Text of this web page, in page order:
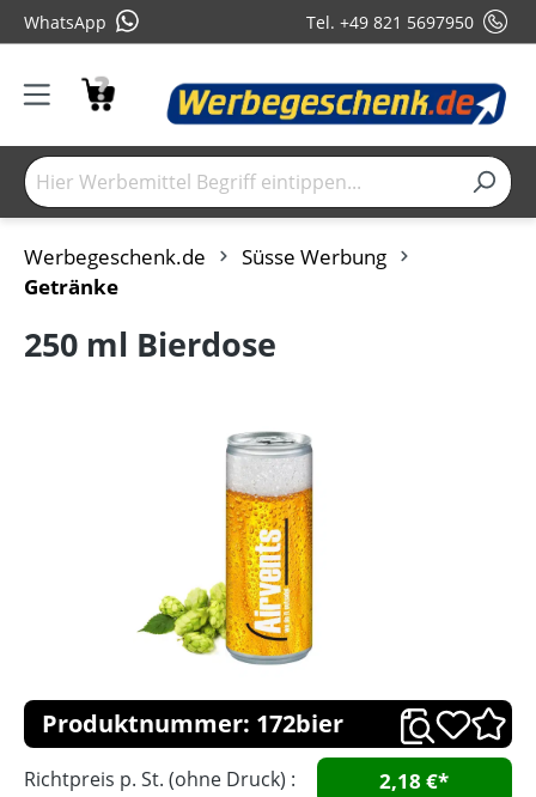
WhatsApp Tel. +49 821 5697950
Werbegeschenk.de
Süsse Werbung
Getränke
250 ml Bierdose
Produktnummer: 172bier
Richtpreis p. St. (ohne Druck) : 2,18 €*